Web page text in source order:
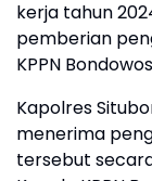
kerja tahun
pemberian
KPPN
Kapolres
menerima
tersebut